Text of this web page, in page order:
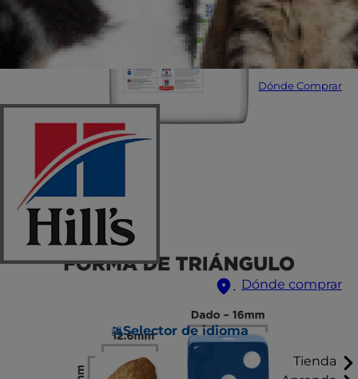
Dónde Comprar
Dónde comprar
Selector de idioma
Tienda